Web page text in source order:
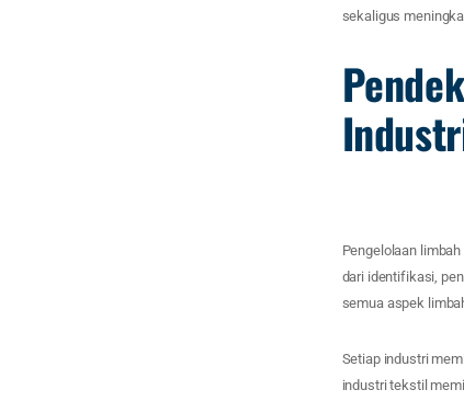
sekaligus
Pengelolaan
dari identifikasi,
semua aspek
Setiap industri
industri tekstil